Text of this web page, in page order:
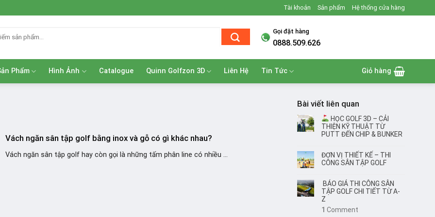
Tài khoản Sản phẩm Hệ thống cửa hàng
Gọi đặt hàng
0888.509.626
Phẩm Hình Ảnh Catalogue Quinn Golfzon 3D Liên Hệ Tin Tức Giỏ hàng
Vách ngăn sân tập golf bằng inox và gỗ có gì khác nhau?
Vách ngăn sân tập golf hay còn gọi là những tấm phân line có nhiều ...
Bài viết liên quan
HỌC GOLF 3D – CẢI
THIỆN KỸ THUẬT TỪ
PUTT ĐẾN CHIP & BUNKER
ĐƠN VỊ THIẾT KẾ – THI
CÔNG SÂN TẬP GOLF
BÁO GIÁ THI CÔNG SÂN
TẬP GOLF CHI TIẾT TỪ A-
Z
1 Comment